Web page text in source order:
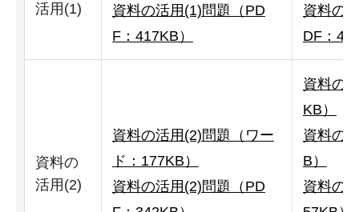
活用(1)
資料の活用(1)問題（PD
F：417KB）
資料の
DF：
資料の
活用(2)
資料の活用(2)問題（ワー
ド：177KB）
資料の活用(2)問題（PD
資料の
KB）
資料の
B）
資料の